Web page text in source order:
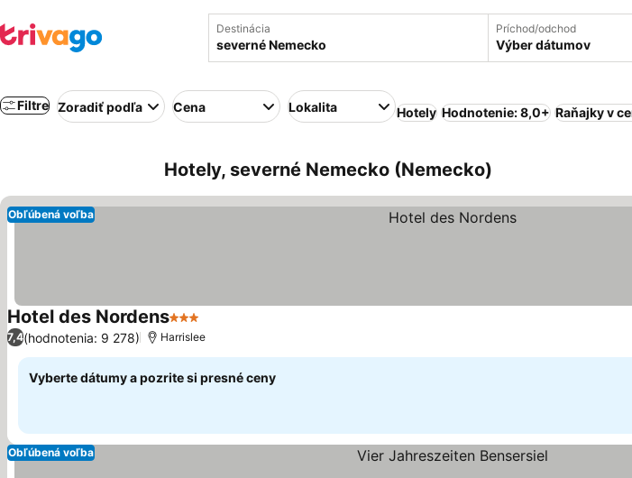
Destinácia Príchod/odchod
Výber dátumov
Filtre Zoradiť podľa Cena Lokalita Hotely Hodnotenie: 8,0+ Raňajky v
Hotely, severné Nemecko (Nemecko)
Obľúbená voľba
Hotel des Nordens3 Počet hviezdičiek
7,4(hodnotenia: 9 278) Harrislee
Vyberte dátumy a pozrite si presné ceny
Obľúbená voľba